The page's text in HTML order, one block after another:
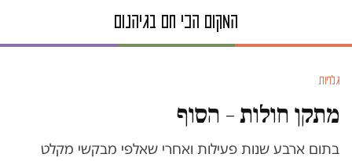
גלריות
מתקן חולות – הסוף
בתום ארבע שנות פעילות ואחרי שאלפי מבקשי מקלט